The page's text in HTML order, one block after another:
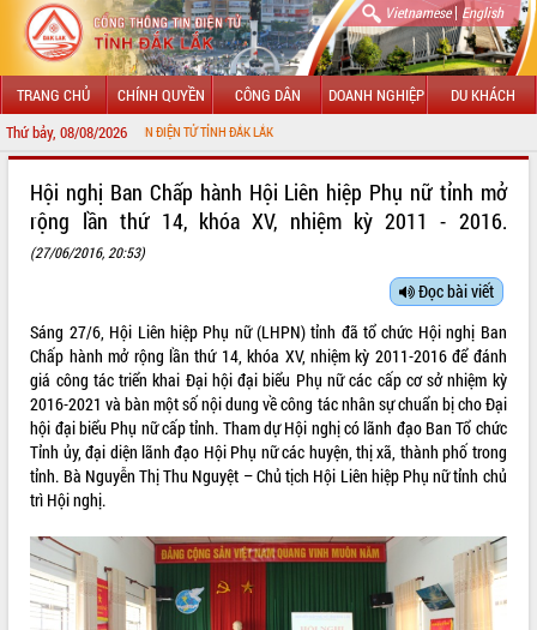
Vietnamese| English
TRANG CHỦ CHÍNH QUYỀN CÔNG DÂN DOANH NGHIỆP DU KHÁCH
Thứ bảy, 08/08/2026
TIN ĐIỆN TỬ TỈNH ĐẮK LẮK
LÃNH ĐẠO UBND TỈNH
SỞ, BAN, NGÀNH
UBND CÁC XÃ, PHƯỜNG
THÔNG TIN CHỈ ĐẠO ĐIỀU HÀNH
HỆ THỐNG VĂN BẢN
ĐIỂM TIN VĂN BẢN
QUY HOẠCH - KẾ HOẠCH
Hội nghị Ban Chấp hành Hội Liên hiệp Phụ nữ tỉnh mở
rộng lần thứ 14, khóa XV, nhiệm kỳ 2011 - 2016.
(27/06/2016, 20:53)
Đọc bài viết
Sáng 27/6, Hội Liên hiệp Phụ nữ (LHPN) tỉnh đã tổ chức Hội nghị Ban
Chấp hành mở rộng lần thứ 14, khóa XV, nhiệm kỳ 2011-2016 để đánh
giá công tác triển khai Đại hội đại biểu Phụ nữ các cấp cơ sở nhiệm kỳ
2016-2021 và bàn một số nội dung về công tác nhân sự chuẩn bị cho Đại
hội đại biểu Phụ nữ cấp tỉnh. Tham dự Hội nghị có lãnh đạo Ban Tổ chức
Tỉnh ủy, đại diện lãnh đạo Hội Phụ nữ các huyện, thị xã, thành phố trong
tỉnh. Bà Nguyễn Thị Thu Nguyệt – Chủ tịch Hội Liên hiệp Phụ nữ tỉnh chủ
trì Hội nghị.